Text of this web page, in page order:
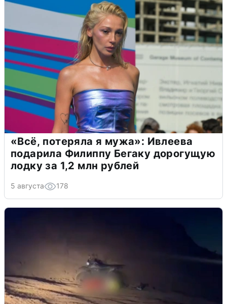
«Всё, потеряла я мужа»: Ивлеева
подарила Филиппу Бегаку дорогущую
лодку за 1,2 млн рублей
5 августа 178